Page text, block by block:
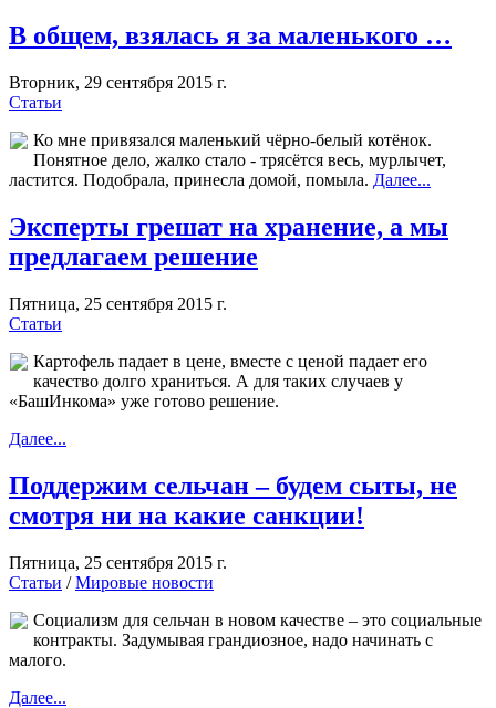
В общем, взялась я за маленького …
Вторник, 29 сентября 2015 г.
Статьи
Ко мне привязался маленький чёрно-белый котёнок.
Понятное дело, жалко стало - трясётся весь, мурлычет,
ластится. Подобрала, принесла домой, помыла. Далее...
Эксперты грешат на хранение, а мы
предлагаем решение
Пятница, 25 сентября 2015 г.
Статьи
Картофель падает в цене, вместе с ценой падает его
качество долго храниться. А для таких случаев у
«БашИнкома» уже готово решение.
Далее...
Поддержим сельчан – будем сыты, не
смотря ни на какие санкции!
Пятница, 25 сентября 2015 г.
Статьи /Мировые новости
Социализм для сельчан в новом качестве – это социальные
контракты. Задумывая грандиозное, надо начинать с
малого.
Далее...